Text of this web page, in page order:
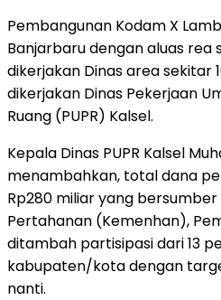
Pembangunan Kodam X
Banjarbaru dengan aluas rea
dikerjakan Dinas area sekitar
dikerjakan Dinas Pekerjaan
Ruang (PUPR) Kalsel.
Kepala Dinas PUPR Kalsel
menambahkan, total dana
Rp280 miliar yang
Pertahanan (Kemenhan),
ditambah partisipasi dari 13
kabupaten/kota dengan
nanti.